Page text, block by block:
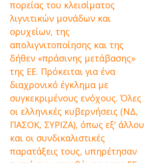
πορείας του κλεισίματος
λιγνιτικών μονάδων και
ορυχείων, της
απολιγνιτοποίησης και της
δήθεν «πράσινης μετάβασης»
της ΕΕ. Πρόκειται για ένα
διαχρονικό έγκλημα με
συγκεκριμένους ενόχους. Όλες
οι ελληνικές κυβερνήσεις (ΝΔ,
ΠΑΣΟΚ, ΣΥΡΙΖΑ), όπως εξ’ άλλου
και οι συνδικαλιστικές
παρατάξεις τους, υπηρέτησαν